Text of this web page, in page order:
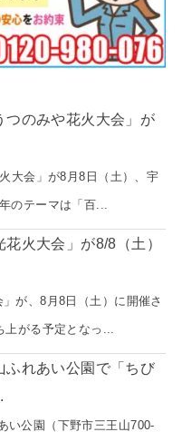
つのみや花火大会」が
大会」が8月8日（土）、宇
のテーマは「百...
花火大会」が8/8（土）
」が、8月8日（土）に開催さ
上がる予定となっ...
ふれあい公園で「ちび
い公園（下野市三王山700-